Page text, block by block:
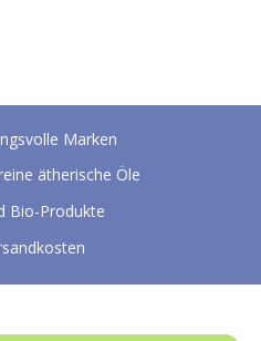
Marken
ätherische Öle
Bio-Produkte